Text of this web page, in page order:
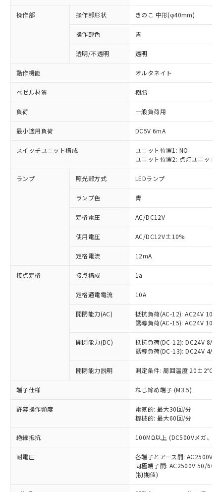
操作部 操作部形状 きのこ 中形(φ40mm)
操作部色 青
透明/不透明 透明
動作機能 オルタネイト
ベゼル材質 樹脂
負荷 一般負荷用
最小適用負荷 DC5V 6mA
スイッチユニット構成
ユニット位置1: NO
ユニット位置2: 点灯ユニット
ランプ 照光部方式 LEDランプ
ランプ色 青
定格電圧 AC/DC12V
使用電圧 AC/DC12V±10%
定格電流 12mA
接点定格 接点構成 1a
定格通電電流 10A
開閉能力(AC)
抵抗負荷(AC-12): AC24V 10A/
誘導負荷(AC-15): AC24V
開閉能力(DC)
抵抗負荷(DC-12): DC24V 8A/
誘導負荷(DC-13): DC24V 4A/
開閉能力説明 測定条件: 周囲温度 20±2℃、
端子仕様 ねじ締め端子 (M3.5)
許容操作頻度
電気的: 最大30回/分
機械的: 最大60回/分
絶縁抵抗 100MΩ以上 (DC500Vメガ、点
耐電圧
各端子とアース間: AC2500V
同極端子間: AC2500V 50/
(初期値)
ご利用条件
以下の条件をお読みいただき、同意のうえ
ご利用ください。
本サービスは、当社制御機器事業取扱
商品の当社在庫状況および標準価格
(税抜)を提供させていただくもので
当社制御機器事業取扱商品の中には、
本サービスの対象外となる商品もある
ことをご了承ください。
在庫状況および標準価格照会結果は、
記載している更新日時点での社内デー
タに基づき作成されるものであり、閲
覧された時点での実際の在庫および標
準価格とは異なる場合があることをご
※1 対応状況
対応済み：EU RoHS指令（10物質）の
非含有に対応した製品が提供可能な商品で
対応予定：EU RoHS指令（10物質）の非含
有に対応した製品に切り替える予定のある
対応予定なし：EU RoHS指令（10物質）の
非含有に非対応の商品で、対応品を出す予
定はありません。
調査・確認中：EU RoHS指令（10物質）の
非含有の対応状況を調査中または確認中の
非該当品：ライセンス料など無形物で、有
害物質有無と関係のない商品です。
仕入先様の事情により、非含有部品として
いたものが、含有品と判明した場合などや
むを得ず変更することがあります。
鉛(Pb) 1000ppm以下、 水銀(Hg) 1000ppm以下、 カド
六価クロム(Cr(Ⅵ)) 1000ppm以下、ポリ臭化ビフェニル
類(PBB) 1000ppm以下、ポリ臭化ジフェニルエーテル類
(PBDE) 1000ppm以下、フタル酸ビス(2-エチルヘキシ
※1 中国RoHS○×表
「○」：最大均質材料含有率が中国RoHSの
基準値以下であることを示します。
「×」：最大均質材料含有率が中国RoHSの
基準値を超えていることを示します。
「－」：未確認です。当社販売部門へお問
い合わせください。
*中国RoHS10物質の基準値 (GB/T26572)：
Pb(鉛) :1000ppm、 Hg(水銀) : 1000ppm、 Cd(カドミウ
Cr(Ⅵ)(六価クロム) : 1000ppm、 PBBs(ポリ臭化ビフェ
当社は、これら貴社製品のうち、外国
為替および外国貿易法に定める商品
（以下｢規制貨物等」という）を輸出
国政府の輸出許可(または役務取引許
可)を取得するなどの必要な手続きを